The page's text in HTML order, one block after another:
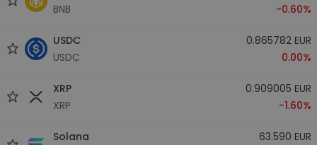
BNB
-0.60%
USDC
USDC
0.865782 EUR
0.00%
XRP
XRP
0.909005 EUR
-1.60%
Solana
63.590 EUR